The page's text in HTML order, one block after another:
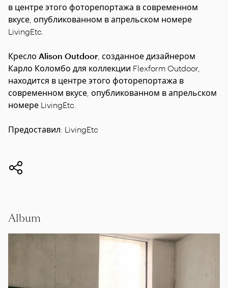
в центре этого фоторепортажа в современном
вкусе, опубликованном в апрельском номере
LivingEtc.
Кресло Alison Outdoor , созданное дизайнером
Карло Коломбо для коллекции Flexform Outdoor,
находится в центре этого фоторепортажа в
современном вкусе, опубликованном в апрельском
номере LivingEtc.
Предоставил: LivingEtc
Album